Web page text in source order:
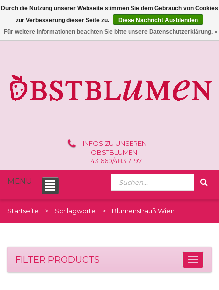
0 / €0,00
INFOS ZU UNSEREN
OBSTBLUMEN:
+43 660/483 71 97
MENU
Startseite Schlagworte Blumenstrauß Wien
FILTER PRODUCTS
Durch die Nutzung unserer Webseite stimmen Sie dem Gebrauch von Cookies
zur Verbesserung dieser Seite zu.
Diese Nachricht Ausblenden
Für weitere Informationen beachten Sie bitte unsere Datenschutzerklärung. »